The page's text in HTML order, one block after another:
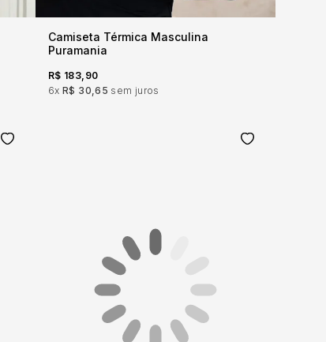
Camiseta Térmica Masculina
Puramania
R$ 183,90
6xR$ 30,65 sem juros